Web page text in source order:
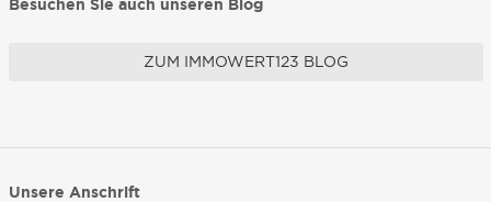
Besuchen Sie auch unseren Blog
ZUM IMMOWERT123 BLOG
Unsere Anschrift